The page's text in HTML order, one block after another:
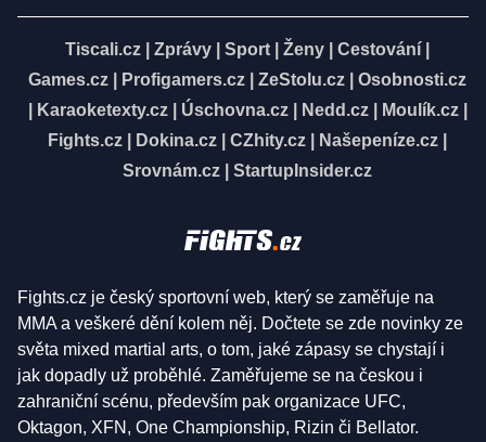
Tiscali.cz Zprávy Sport Ženy Cestování
Games.cz
Profigamers.cz ZeStolu.cz
Osobnosti.cz
Karaoketexty.cz| Úschovna.cz| Nedd.cz| Moulík.cz|
Fights.cz
Dokina.cz CZhity.cz Našepeníze.cz
Srovnám.cz
StartupInsider.cz
Fights.cz je český sportovní web, který se zaměřuje na
MMA a veškeré dění kolem něj. Dočtete se zde novinky ze
světa mixed martial arts, o tom, jaké zápasy se chystají i
jak dopadly už proběhlé. Zaměřujeme se na českou i
zahraniční scénu, především pak organizace UFC,
Oktagon, XFN, One Championship, Rizin či Bellator.